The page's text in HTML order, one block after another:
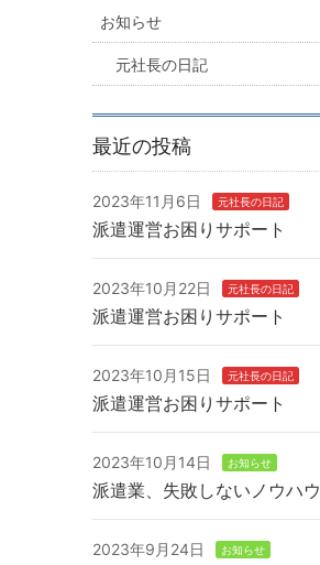
お知らせ
元社長の日記
最近の投稿
2023年11月6日 元社長の日記
派遣運営お困りサポート
2023年10月22日 元社長の日記
派遣運営お困りサポート
2023年10月15日 元社長の日記
派遣運営お困りサポート
2023年10月14日 お知らせ
派遣業、失敗しないノウハウ
2023年9月24日 お知らせ